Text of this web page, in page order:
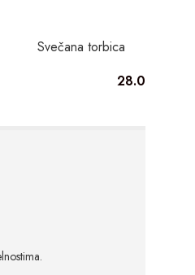
Svečana torbica
28.00